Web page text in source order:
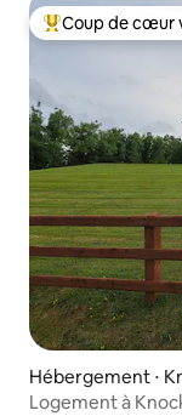
Coups de cœur
Coup de cœur
Hébergement ⋅
Logement à